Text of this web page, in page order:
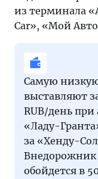
из терминала
Car», «Мой
Самую
выставляют
RUB/день
«Ладу-
за «Хенду-
обойдется в